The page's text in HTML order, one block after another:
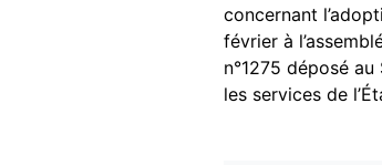
concernant
février à
n°1275 déposé
les services de